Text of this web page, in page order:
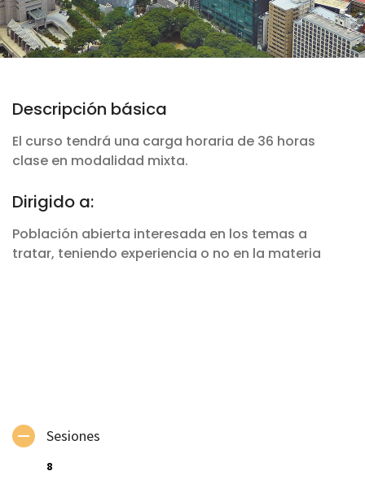
Descripción básica
El curso tendrá una carga horaria de 36 horas
clase en modalidad mixta.
Dirigido a:
Población abierta interesada en los temas a
tratar, teniendo experiencia o no en la materia
Sesiones
8